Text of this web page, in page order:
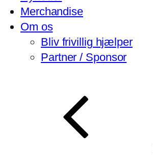
Merchandise
Om os
Bliv frivillig hjælper
Partner / Sponsor